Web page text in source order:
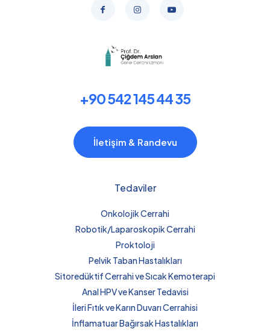
+90 542 145 44 35
İletişim & Randevu
Tedaviler
Onkolojik Cerrahi
Robotik/Laparoskopik Cerrahi
Proktoloji
Pelvik Taban Hastalıkları
Sitoredüktif Cerrahi ve Sıcak Kemoterapi
Anal HPV ve Kanser Tedavisi
İleri Fıtık ve Karın Duvarı Cerrahisi
İnflamatuar Bağırsak Hastalıkları